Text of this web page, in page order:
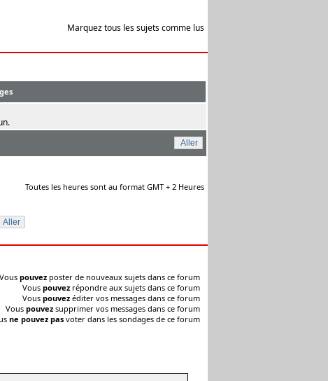
Marquez tous les sujets comme lus
Toutes les heures sont au format GMT + 2 Heures
Vous pouvez poster de nouveaux sujets dans ce forum
Vous pouvez répondre aux sujets dans ce forum
Vous pouvez éditer vos messages dans ce forum
Vous pouvez supprimer vos messages dans ce forum
ne pouvez pas voter dans les sondages de ce forum